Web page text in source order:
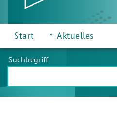
Start Aktuelles
Suchbegriff